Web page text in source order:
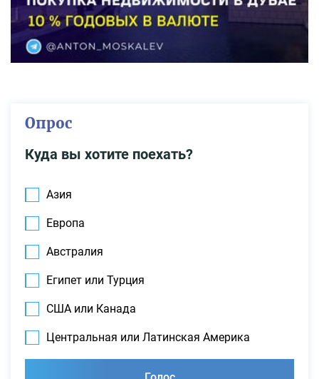
Опрос
Куда вы хотите поехать?
Азия
Европа
Австралия
Египет или Турция
США или Канада
Центральная или Латинская Америка